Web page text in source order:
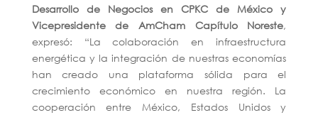
Desarrollo de Negocios en CPKC de México y
Vicepresidente de AmCham Capítulo Noreste,
expresó: “La colaboración en infraestructura
energética y la integración de nuestras economías
han creado una plataforma sólida para el
crecimiento económico en nuestra región. La
cooperación entre México, Estados Unidos y